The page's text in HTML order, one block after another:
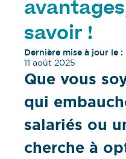
savoir !
Dernière mise à jour le :
11 août 2025
Que vous
qui
salariés ou
cherche à